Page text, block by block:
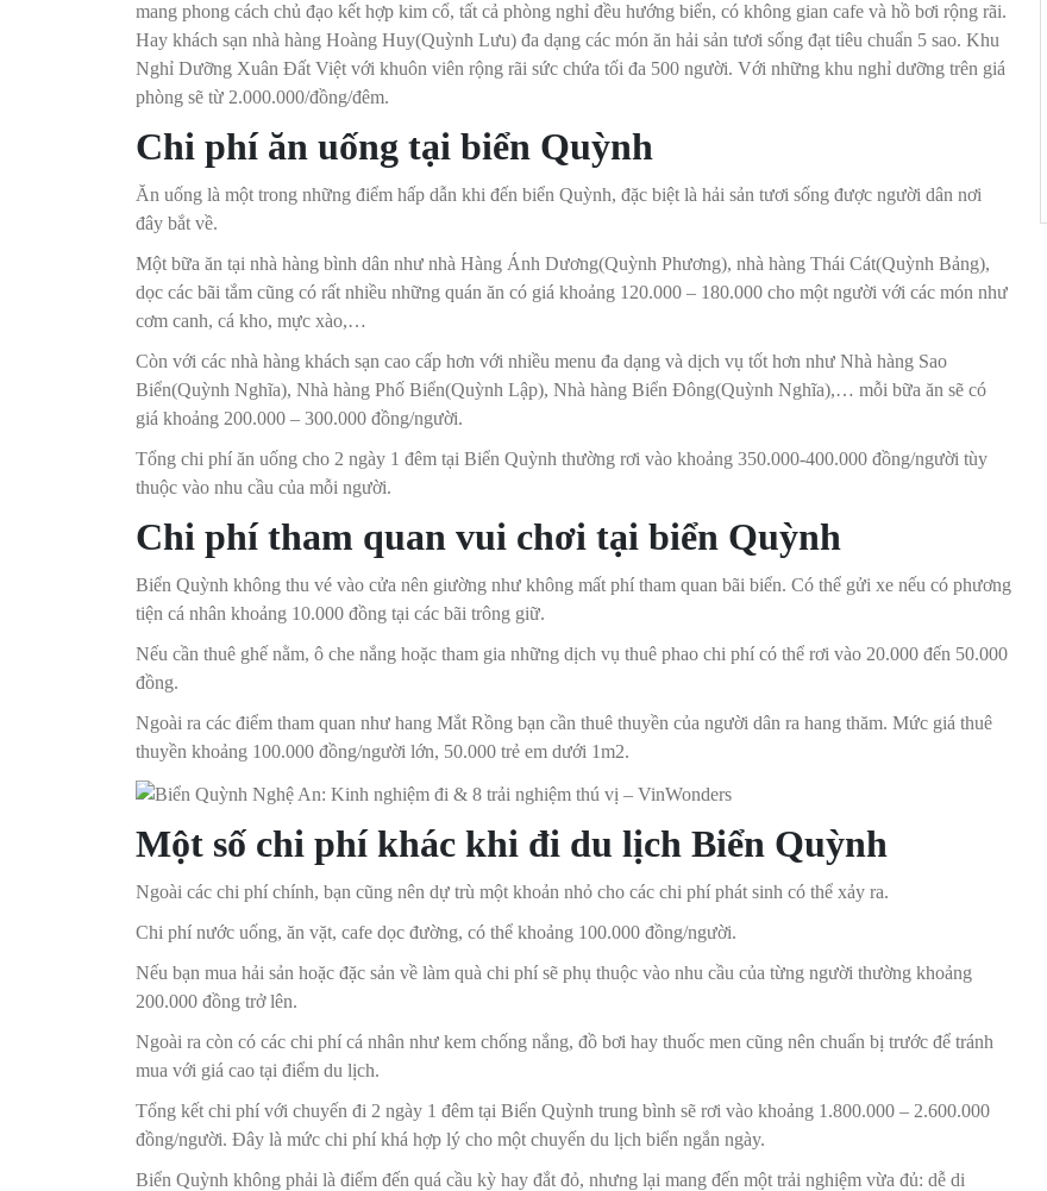
mang phong cách chủ đạo kết hợp kim cổ, tất cả phòng nghỉ đều hướng biển, có không gian cafe và hồ bơi rộng rãi.
Hay khách sạn nhà hàng Hoàng Huy(Quỳnh Lưu) đa dạng các món ăn hải sản tươi sống đạt tiêu chuẩn 5 sao. Khu
Nghỉ Dưỡng Xuân Đất Việt với khuôn viên rộng rãi sức chứa tối đa 500 người. Với những khu nghỉ dưỡng trên giá
phòng sẽ từ 2.000.000/đồng/đêm.
Chi phí ăn uống tại biển Quỳnh
Ăn uống là một trong những điểm hấp dẫn khi đến biển Quỳnh, đặc biệt là hải sản tươi sống được người dân nơi
đây bắt về.
Một bữa ăn tại nhà hàng bình dân như nhà Hàng Ánh Dương(Quỳnh Phương), nhà hàng Thái Cát(Quỳnh Bảng),
dọc các bãi tắm cũng có rất nhiều những quán ăn có giá khoảng 120.000 – 180.000 cho một người với các món như
cơm canh, cá kho, mực xào,…
Còn với các nhà hàng khách sạn cao cấp hơn với nhiều menu đa dạng và dịch vụ tốt hơn như Nhà hàng Sao
Biển(Quỳnh Nghĩa), Nhà hàng Phố Biển(Quỳnh Lập), Nhà hàng Biển Đông(Quỳnh Nghĩa),… mỗi bữa ăn sẽ có
giá khoảng 200.000 – 300.000 đồng/người.
Tổng chi phí ăn uống cho 2 ngày 1 đêm tại Biển Quỳnh thường rơi vào khoảng 350.000-400.000 đồng/người tùy
thuộc vào nhu cầu của mỗi người.
Chi phí tham quan vui chơi tại biển Quỳnh
Biển Quỳnh không thu vé vào cửa nên giường như không mất phí tham quan bãi biển. Có thể gửi xe nếu có phương
tiện cá nhân khoảng 10.000 đồng tại các bãi trông giữ.
Nếu cần thuê ghế nằm, ô che nắng hoặc tham gia những dịch vụ thuê phao chi phí có thể rơi vào 20.000 đến 50.000
đồng.
Ngoài ra các điểm tham quan như hang Mắt Rồng bạn cần thuê thuyền của người dân ra hang thăm. Mức giá thuê
thuyền khoảng 100.000 đồng/người lớn, 50.000 trẻ em dưới 1m2.
Một số chi phí khác khi đi du lịch Biển Quỳnh
Ngoài các chi phí chính, bạn cũng nên dự trù một khoản nhỏ cho các chi phí phát sinh có thể xảy ra.
Chi phí nước uống, ăn vặt, cafe dọc đường, có thể khoảng 100.000 đồng/người.
Nếu bạn mua hải sản hoặc đặc sản về làm quà chi phí sẽ phụ thuộc vào nhu cầu của từng người thường khoảng
200.000 đồng trở lên.
Ngoài ra còn có các chi phí cá nhân như kem chống nắng, đồ bơi hay thuốc men cũng nên chuẩn bị trước để tránh
mua với giá cao tại điểm du lịch.
Tổng kết chi phí với chuyến đi 2 ngày 1 đêm tại Biển Quỳnh trung bình sẽ rơi vào khoảng 1.800.000 – 2.600.000
đồng/người. Đây là mức chi phí khá hợp lý cho một chuyến du lịch biển ngắn ngày.
Biển Quỳnh không phải là điểm đến quá cầu kỳ hay đắt đỏ, nhưng lại mang đến một trải nghiệm vừa đủ: dễ di